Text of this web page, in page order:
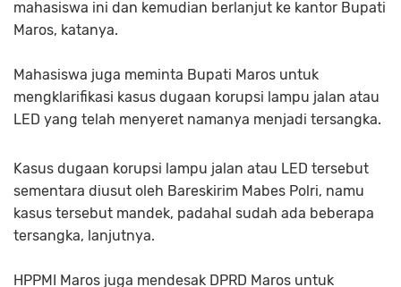
mahasiswa ini dan kemudian berlanjut ke kantor Bupati
Maros, katanya.
Mahasiswa juga meminta Bupati Maros untuk
mengklarifikasi kasus dugaan korupsi lampu jalan atau
LED yang telah menyeret namanya menjadi tersangka.
Kasus dugaan korupsi lampu jalan atau LED tersebut
sementara diusut oleh Bareskirim Mabes Polri, namu
kasus tersebut mandek, padahal sudah ada beberapa
tersangka, lanjutnya.
HPPMI Maros juga mendesak DPRD Maros untuk